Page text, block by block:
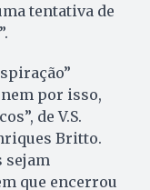
tentativa de
por isso,
de V.S.
Britto.
sejam
que encerrou